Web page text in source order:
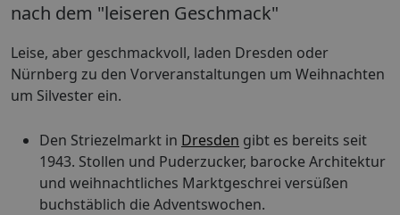
nach dem "leiseren Geschmack"
Leise, aber geschmackvoll, laden Dresden oder
Nürnberg zu den Vorveranstaltungen um Weihnachten
um Silvester ein.
Den Striezelmarkt in Dresden gibt es bereits seit
1943. Stollen und Puderzucker, barocke Architektur
und weihnachtliches Marktgeschrei versüßen
buchstäblich die Adventswochen.